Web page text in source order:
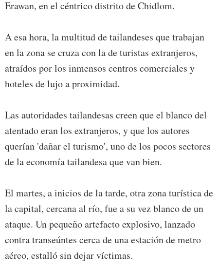
Erawan, en el céntrico distrito de Chidlom.
A esa hora, la multitud de tailandeses que trabajan
en la zona se cruza con la de turistas extranjeros,
atraídos por los inmensos centros comerciales y
hoteles de lujo a proximidad.
Las autoridades tailandesas creen que el blanco del
atentado eran los extranjeros, y que los autores
querían 'dañar el turismo', uno de los pocos sectores
de la economía tailandesa que van bien.
El martes, a inicios de la tarde, otra zona turística de
la capital, cercana al río, fue a su vez blanco de un
ataque. Un pequeño artefacto explosivo, lanzado
contra transeúntes cerca de una estación de metro
aéreo, estalló sin dejar víctimas.